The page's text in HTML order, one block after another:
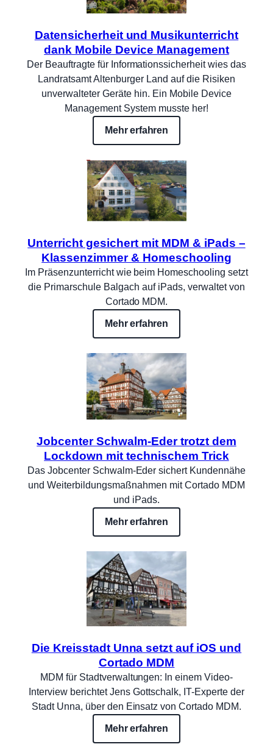
Datensicherheit und Musikunterricht
dank Mobile Device Management
Der Beauftragte für Informationssicherheit wies das
Landratsamt Altenburger Land auf die Risiken
unverwalteter Geräte hin. Ein Mobile Device
Management System musste her!
Mehr erfahren
Unterricht gesichert mit MDM & iPads –
Klassenzimmer & Homeschooling
Im Präsenzunterricht wie beim Homeschooling setzt
die Primarschule Balgach auf iPads, verwaltet von
Cortado MDM.
Mehr erfahren
Jobcenter Schwalm-Eder trotzt dem
Lockdown mit technischem Trick
Das Jobcenter Schwalm-Eder sichert Kundennähe
und Weiterbildungsmaßnahmen mit Cortado MDM
und iPads.
Mehr erfahren
Die Kreisstadt Unna setzt auf iOS und
Cortado MDM
MDM für Stadtverwaltungen: In einem Video-
Interview berichtet Jens Gottschalk, IT-Experte der
Stadt Unna, über den Einsatz von Cortado MDM.
Mehr erfahren